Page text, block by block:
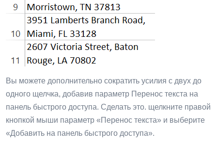
Вы можете дополнительно сократить усилия с двух до
одного щелчка, добавив параметр Перенос текста на
панель быстрого доступа. Сделать это. щелкните правой
кнопкой мыши параметр «Перенос текста» и выберите
«Добавить на панель быстрого доступа».